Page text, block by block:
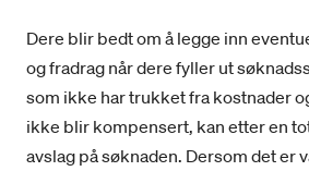
Dere blir bedt om å legge inn
og fradrag når dere fyller ut
som ikke har trukket fra kostnader
ikke blir kompensert, kan etter en
avslag på søknaden. Dersom det er